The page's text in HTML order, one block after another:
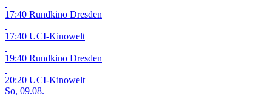
17:40 Rundkino Dresden
17:40 UCI-Kinowelt
19:40 Rundkino Dresden
20:20 UCI-Kinowelt
So, 09.08.